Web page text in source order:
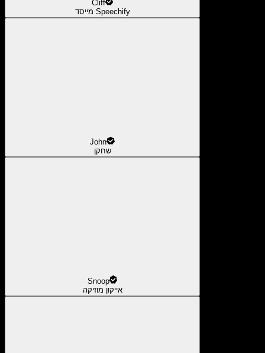
Cliff
מייסד Speechify
John
שחקן
Snoop
אייקון מוזיקה